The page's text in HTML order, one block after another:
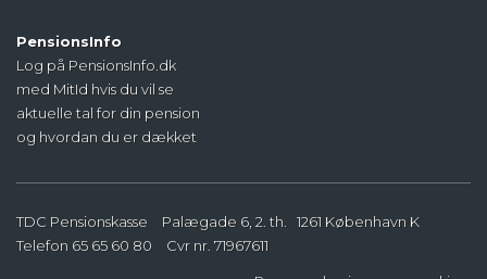
PensionsInfo
Log på PensionsInfo.dk
med MitId hvis du vil se
aktuelle tal for din pension
og hvordan du er dækket
TDC Pensionskasse Palægade 6, 2. th. 1261 København K
Telefon 65 65 60 80 Cvr nr. 71967611